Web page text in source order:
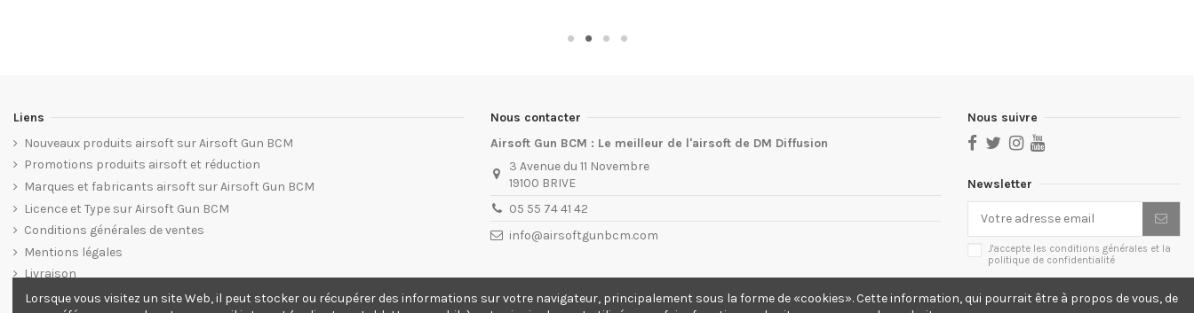
Liens
Nouveaux produits airsoft sur Airsoft Gun BCM
Promotions produits airsoft et réduction
Marques et fabricants airsoft sur Airsoft Gun BCM
Licence et Type sur Airsoft Gun BCM
Conditions générales de ventes
Mentions légales
Livraison
Plan du site web Airsoft Gun BCM
Nous contacter
Airsoft Gun BCM : Le meilleur de l'airsoft de DM Diffusion
3 Avenue du 11 Novembre
19100 BRIVE
05 55 74 41 42
info@airsoftgunbcm.com
Nous suivre
Newsletter
J'accepte les conditions générales et la
politique de confidentialité
Lorsque vous visitez un site Web, il peut stocker ou récupérer des informations sur votre navigateur, principalement sous la forme de «cookies». Cette information, qui pourrait être à propos de vous, de